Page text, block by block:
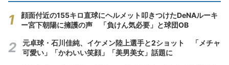
顔面付近の155キロ直球にヘルメット叩きつけたDeNAルーキ
ー宮下朝陽に擁護の声 「負けん気必要」と球団OB
元卓球・石川佳純、イケメン陸上選手と2ショット 「メチャ
可愛い」「かわいい笑顔」「美男美女」話題に